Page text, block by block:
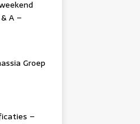
A –
Groep
–